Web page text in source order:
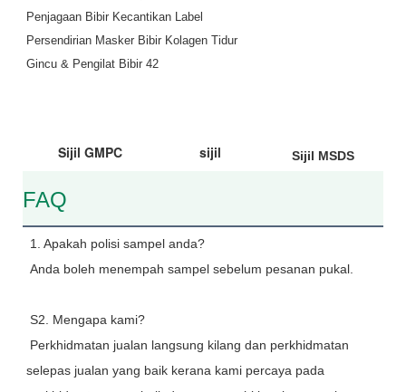
Sijil GMPC sijil Sijil MSDS
FAQ
1. Apakah polisi sampel anda?
Anda boleh menempah sampel sebelum pesanan pukal.
S2. Mengapa kami?
selepas jualan yang baik kerana kami percaya pada